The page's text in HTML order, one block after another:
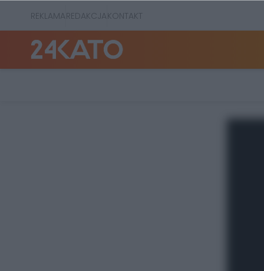
REKLAMAREDAKCJAKONTAKT